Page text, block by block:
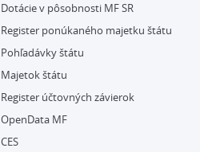
Dotácie v pôsobnosti MF SR
Register ponúkaného majetku štátu
Pohľadávky štátu
Majetok štátu
Register účtovných závierok
OpenData MF
CES